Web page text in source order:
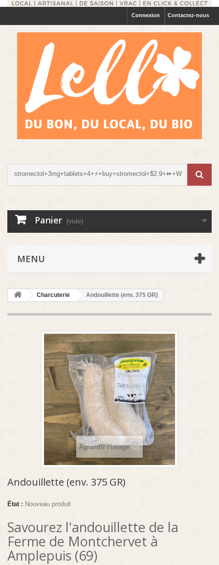
Contactez-nous
Connexion
Panier (vide)
MENU
Charcuterie Andouillette (env. 375 GR)
Agrandir l'image
Andouillette (env. 375 GR)
État : Nouveau produit
Savourez l'andouillette de la
Ferme de Montchervet à
Amplepuis (69)